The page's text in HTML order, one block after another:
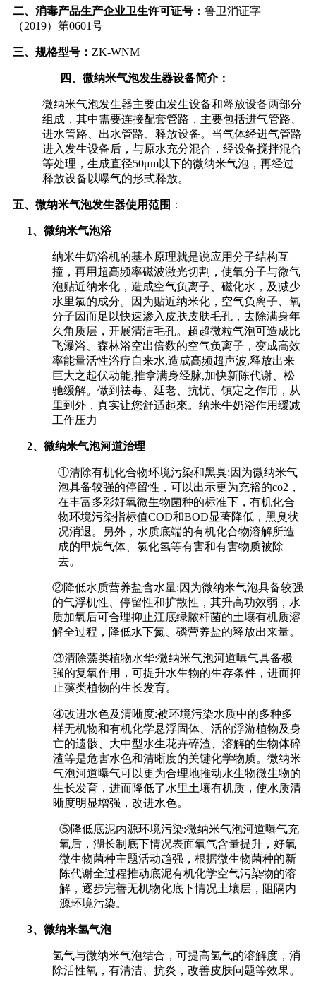
二、 消毒产品生产企业卫生许可证号 ：鲁卫消证字
（2019）第0601号
三、规格型号： ZK-WNM
四、微纳米气泡发生器设备简介：
微纳米气泡发生器主要由发生设备和释放设备两部分
组成，其中需要连接配套管路，主要包括进气管路、
进水管路、出水管路、释放设备。当气体经进气管路
进入发生设备后，与原水充分混合，经设备搅拌混合
等处理，生成直径50μm以下的微纳米气泡，再经过
释放设备以曝气的形式释放。
五、 微纳米气泡发生器使用范围 ：
1、微纳米气泡浴
纳米牛奶浴机的基本原理就是说应用分子结构互
撞，再用超高频率磁波激光切割，使氧分子与微气
泡贴近纳米化，造成空气负离子、磁化水，及减少
水里氯的成分。因为贴近纳米化，空气负离子、氧
分子因而足以快速渗入皮肤皮肤毛孔，去除满身年
久角质层，开展清洁毛孔。超超微粒气泡可造成比
飞瀑浴、森林浴空出倍数的空气负离子，变成高效
率能量活性浴疗自来水,造成高频超声波,释放出来
巨大之起伏动能,推拿满身经脉,加快新陈代谢、松
驰缓解。做到祛毒、延老、抗忧、镇定之作用，从
里到外，真实让您舒适起來。纳米牛奶浴作用缓减
工作压力
2、微纳米气泡河道治理
①清除有机化合物环境污染和黑臭:因为微纳米气
泡具备较强的停留性，可以出示更为充裕的co2，
在丰富多彩好氧微生物菌种的标准下，有机化合
物环境污染指标值COD和BOD显著降低，黑臭状
况消退。另外，水质底端的有机化合物溶解所造
成的甲烷气体、氯化氢等有害和有害物质被除
去。
②降低水质营养盐含水量:因为微纳米气泡具备较强
的气浮机性、停留性和扩散性，其升高功效弱，水
质加氧后可合理抑止江底绿脓杆菌的土壤有机质溶
解全过程，降低水下氮、磷营养盐的释放出来量。
③清除藻类植物水华:微纳米气泡河道曝气具备极
强的复氧作用，可提升水生物的生存条件，进而抑
止藻类植物的生长发育。
④改进水色及清晰度:被环境污染水质中的多种多
样无机物和有机化学悬浮固体、活的浮游植物及身
亡的遗骸、大中型水生花卉碎渣、溶解的生物体碎
渣等是危害水色和清晰度的关键化学物质。微纳米
气泡河道曝气可以更为合理地推动水生物微生物的
生长发育，进而降低了水里土壤有机质，使水质清
晰度明显增强，改进水色。
⑤降低底泥内源环境污染:微纳米气泡河道曝气充
氧后，湖长制底下情况表面氧气含量提升，好氧
微生物菌种主题活动趋强，根据微生物菌种的新
陈代谢全过程推动底泥有机化学空气污染物的溶
解，逐步完善无机物化底下情况土壤层，阻隔内
源环境污染。
3、微纳米氢气泡
氢气与微纳米气泡结合，可提高氢气的溶解度，消
除活性氧，有清洁、抗炎，改善皮肤问题等效果。